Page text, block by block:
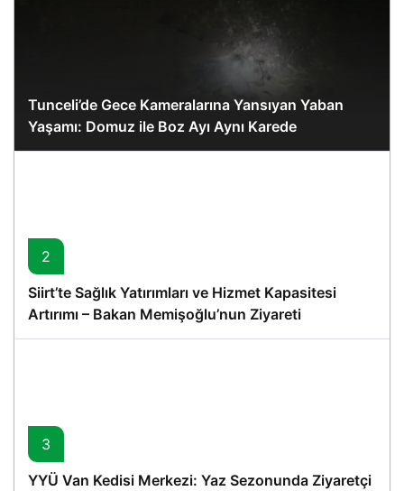
Tunceli’de Gece Kameralarına Yansıyan Yaban
Yaşamı: Domuz ile Boz Ayı Aynı Karede
2
Siirt’te Sağlık Yatırımları ve Hizmet Kapasitesi
Artırımı – Bakan Memişoğlu’nun Ziyareti
3
YYÜ Van Kedisi Merkezi: Yaz Sezonunda Ziyaretçi